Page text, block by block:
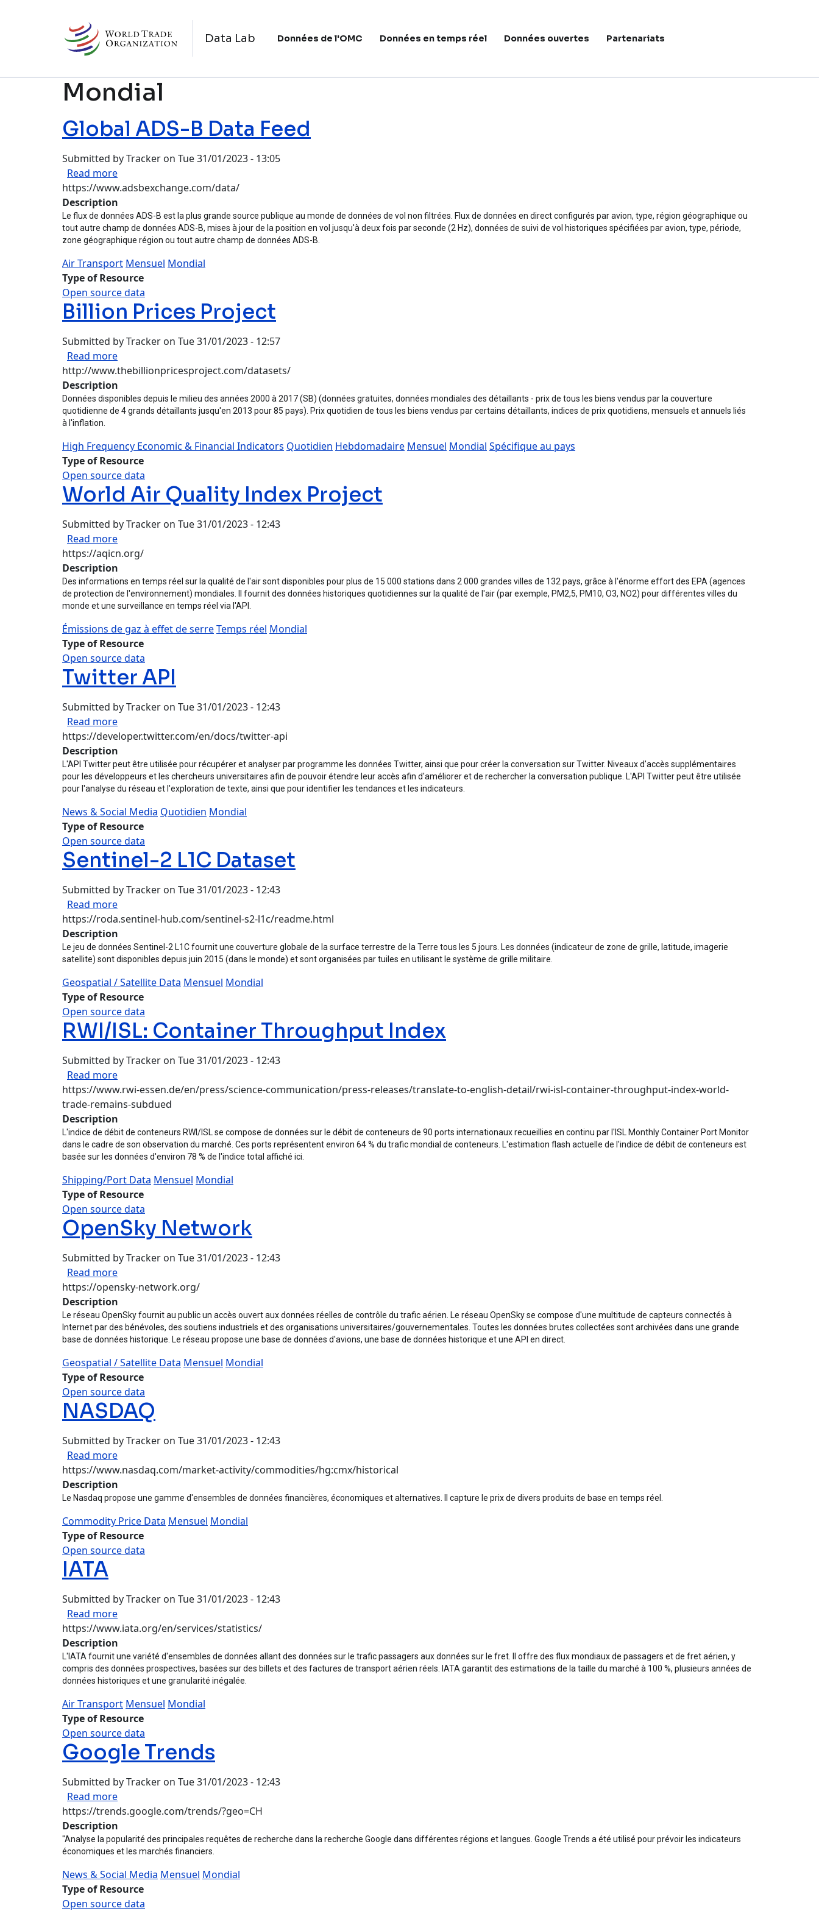
Data Lab Navigation principale
Données de l'OMC Données en temps réel Données ouvertes Partenariats
Mondial
Global ADS-B Data Feed
Submitted byTracker on Tue 31/01/2023 - 13:05
Read moreabout Global ADS-B Data Feed
https://www.adsbexchange.com/data/
Description
Le flux de données ADS-B est la plus grande source publique au monde de données de vol non filtrées. Flux de données en direct configurés par avion, type, région géographique ou
tout autre champ de données ADS-B, mises à jour de la position en vol jusqu'à deux fois par seconde (2 Hz), données de suivi de vol historiques spécifiées par avion, type, période,
zone géographique région ou tout autre champ de données ADS-B.
Air Transport Mensuel Mondial
Type of Resource
Open source data
Billion Prices Project
Submitted byTracker on Tue 31/01/2023 - 12:57
Read moreabout Billion Prices Project
http://www.thebillionpricesproject.com/datasets/
Description
Données disponibles depuis le milieu des années 2000 à 2017 (SB) (données gratuites, données mondiales des détaillants - prix de tous les biens vendus par la couverture
quotidienne de 4 grands détaillants jusqu'en 2013 pour 85 pays). Prix ​​quotidien de tous les biens vendus par certains détaillants, indices de prix quotidiens, mensuels et annuels liés
à l'inflation.
High Frequency Economic & Financial Indicators Quotidien Hebdomadaire Mensuel Mondial Spécifique au pays
Type of Resource
Open source data
World Air Quality Index Project
Submitted byTracker on Tue 31/01/2023 - 12:43
Read moreabout World Air Quality Index Project
https://aqicn.org/
Description
Des informations en temps réel sur la qualité de l'air sont disponibles pour plus de 15 000 stations dans 2 000 grandes villes de 132 pays, grâce à l'énorme effort des EPA (agences
de protection de l'environnement) mondiales. Il fournit des données historiques quotidiennes sur la qualité de l'air (par exemple, PM2,5, PM10, O3, NO2) pour différentes villes du
monde et une surveillance en temps réel via l'API.
Émissions de gaz à effet de serreTemps réel Mondial
Type of Resource
Open source data
Twitter API
Submitted byTracker on Tue 31/01/2023 - 12:43
Read moreabout Twitter API
https://developer.twitter.com/en/docs/twitter-api
Description
L'API Twitter peut être utilisée pour récupérer et analyser par programme les données Twitter, ainsi que pour créer la conversation sur Twitter. Niveaux d'accès supplémentaires
pour les développeurs et les chercheurs universitaires afin de pouvoir étendre leur accès afin d'améliorer et de rechercher la conversation publique. L'API Twitter peut être utilisée
pour l'analyse du réseau et l'exploration de texte, ainsi que pour identifier les tendances et les indicateurs.
News & Social Media Quotidien Mondial
Type of Resource
Open source data
Sentinel-2 L1C Dataset
Submitted byTracker on Tue 31/01/2023 - 12:43
Read moreabout Sentinel-2 L1C Dataset
https://roda.sentinel-hub.com/sentinel-s2-l1c/readme.html
Description
Le jeu de données Sentinel-2 L1C fournit une couverture globale de la surface terrestre de la Terre tous les 5 jours. Les données (indicateur de zone de grille, latitude, imagerie
satellite) sont disponibles depuis juin 2015 (dans le monde) et sont organisées par tuiles en utilisant le système de grille militaire.
Geospatial / Satellite Data Mensuel Mondial
Type of Resource
Open source data
RWI/ISL: Container Throughput Index
Submitted byTracker on Tue 31/01/2023 - 12:43
Read moreabout RWI/ISL: Container Throughput Index
https://www.rwi-essen.de/en/press/science-communication/press-releases/translate-to-english-detail/rwi-isl-container-throughput-index-world-
trade-remains-subdued
Description
L'indice de débit de conteneurs RWI/ISL se compose de données sur le débit de conteneurs de 90 ports internationaux recueillies en continu par l'ISL Monthly Container Port Monitor
dans le cadre de son observation du marché. Ces ports représentent environ 64 % du trafic mondial de conteneurs. L'estimation flash actuelle de l'indice de débit de conteneurs est
basée sur les données d'environ 78 % de l'indice total affiché ici.
Shipping/Port Data Mensuel Mondial
Type of Resource
Open source data
OpenSky Network
Submitted byTracker on Tue 31/01/2023 - 12:43
Read moreabout OpenSky Network
https://opensky-network.org/
Description
Le réseau OpenSky fournit au public un accès ouvert aux données réelles de contrôle du trafic aérien. Le réseau OpenSky se compose d'une multitude de capteurs connectés à
Internet par des bénévoles, des soutiens industriels et des organisations universitaires/gouvernementales. Toutes les données brutes collectées sont archivées dans une grande
base de données historique. Le réseau propose une base de données d'avions, une base de données historique et une API en direct.
Geospatial / Satellite Data Mensuel Mondial
Type of Resource
Open source data
NASDAQ
Submitted byTracker on Tue 31/01/2023 - 12:43
Read moreabout NASDAQ
https://www.nasdaq.com/market-activity/commodities/hg:cmx/historical
Description
Le Nasdaq propose une gamme d'ensembles de données financières, économiques et alternatives. Il capture le prix de divers produits de base en temps réel.
Commodity Price Data Mensuel Mondial
Type of Resource
Open source data
IATA
Submitted byTracker on Tue 31/01/2023 - 12:43
Read moreabout IATA
https://www.iata.org/en/services/statistics/
Description
L'IATA fournit une variété d'ensembles de données allant des données sur le trafic passagers aux données sur le fret. Il offre des flux mondiaux de passagers et de fret aérien, y
compris des données prospectives, basées sur des billets et des factures de transport aérien réels. IATA garantit des estimations de la taille du marché à 100 %, plusieurs années de
données historiques et une granularité inégalée.
Air Transport Mensuel Mondial
Type of Resource
Open source data
Google Trends
Submitted byTracker on Tue 31/01/2023 - 12:43
Read moreabout Google Trends
https://trends.google.com/trends/?geo=CH
Description
"Analyse la popularité des principales requêtes de recherche dans la recherche Google dans différentes régions et langues. Google Trends a été utilisé pour prévoir les indicateurs
économiques et les marchés financiers.
News & Social Media Mensuel Mondial
Type of Resource
Open source data